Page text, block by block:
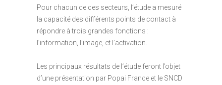
Pour chacun de ces secteurs, l’étude a mesuré
la capacité des différents points de contact à
répondre à trois grandes fonctions :
l’information, l’image, et l’activation.
Les principaux résultats de l’étude feront l’objet
d’une présentation par Popai France et le SNCD